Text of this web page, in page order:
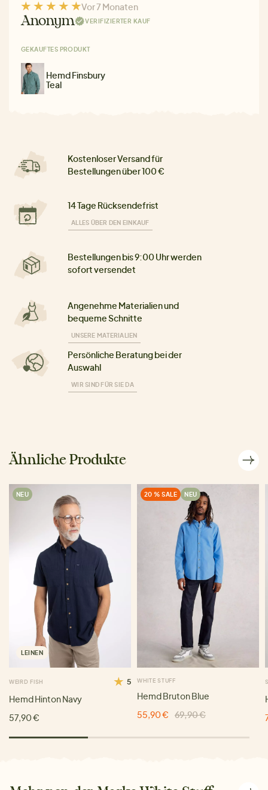
Vor 7 Monaten
Anonym VERIFIZIERTER KAUF
GEKAUFTES PRODUKT
Hemd Finsbury
Teal
Kostenloser Versand für
Bestellungen über 100 €
14 Tage Rücksendefrist
ALLES ÜBER DEN EINKAUF
Bestellungen bis 9:00 Uhr werden
sofort versendet
Angenehme Materialien und
bequeme Schnitte
UNSERE MATERIALIEN
Persönliche Beratung bei der
Auswahl
WIR SIND FÜR SIE DA
Ähnliche Produkte
NEU
LEINEN
WEIRD FISH 5
Hemd Hinton Navy
57,90 €
20 % SALE NEU
WHITE STUFF
Hemd Bruton Blue
55,90 €
69,90 €